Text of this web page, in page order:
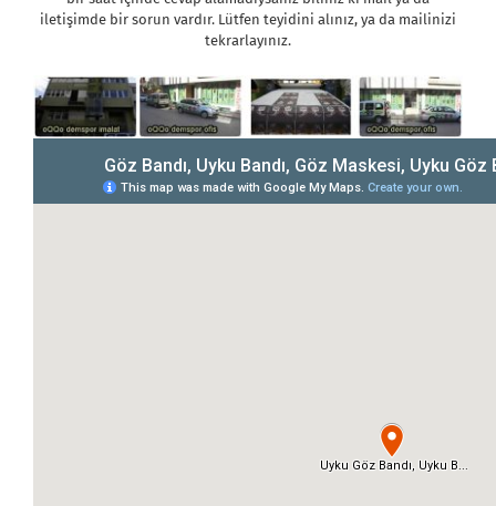
iletişimde bir sorun vardır. Lütfen teyidini alınız, ya da mailinizi
tekrarlayınız.